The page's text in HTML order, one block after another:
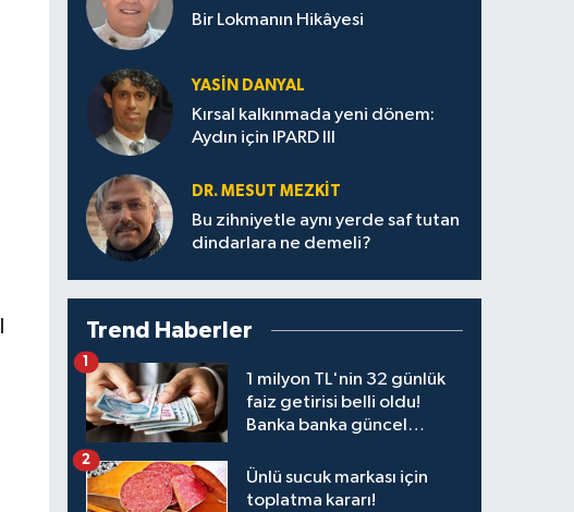
Bir Lokmanın Hikâyesi
YASIN DANYAL
Kırsal kalkınmada yeni dönem:
Aydın için IPARD III
DR. MESUT MEZKIT
Bu zihniyetle aynı yerde saf tutan
dindarlara ne demeli?
Trend Haberler
1 milyon TL'nin 32 günlük
faiz getirisi belli oldu!
Banka banka güncel
1
Ünlü sucuk markası için
toplatma kararı!
2